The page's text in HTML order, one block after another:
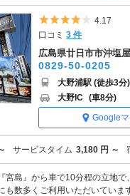
5つ星の
4.17
口コミ3 件
広島県廿日市市沖塩
0829-50-0205
大野浦駅 (徒歩3分)
大野IC (車8分)
Googleマ
サービスタイム 3,180 円 ～
宮島』から車で10分程の立地で
も数多くご利用いただいていま